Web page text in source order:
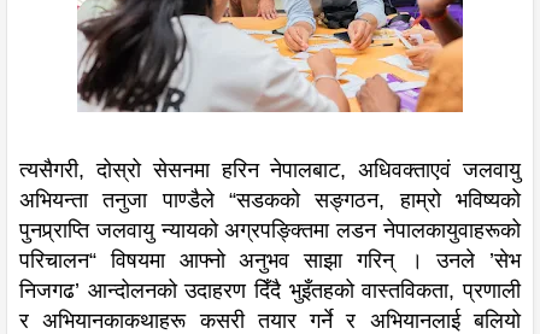
त्यसैगरी, दोस्रो सेसनमा हरिन नेपालबाट, अधिवक्ताएवं जलवायु
अभियन्ता तनुजा पाण्डैले “सडकको सङ्गठन, हाम्रो भविष्यको
पुनप्र्राप्ति जलवायु न्यायको अग्रपङ्क्तिमा लडन नेपालकायुवाहरूको
परिचालन“ विषयमा आफ्नो अनुभव साझा गरिन् । उनले ’सेभ
निजगढ’ आन्दोलनको उदाहरण दिँदै भुइँतहको वास्तविकता, प्रणाली
र अभियानकाकथाहरू कसरी तयार गर्ने र अभियानलाई बलियो